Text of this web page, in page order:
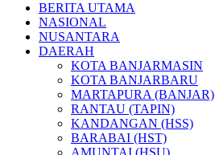
BERITA UTAMA
NASIONAL
NUSANTARA
DAERAH
KOTA BANJARMASIN
KOTA BANJARBARU
MARTAPURA (BANJAR)
RANTAU (TAPIN)
KANDANGAN (HSS)
BARABAI (HST)
AMUNTAI (HSU)